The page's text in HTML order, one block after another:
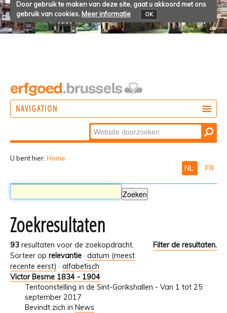
Door gebruik te maken van deze site, gaat u akkoord met ons
gebruik van cookies. Meer informatie OK
NAVIGATION
Zoek
Geavanceerd
U bent hier: Home
NL FR
Zoekresultaten
93 resultaten voor de zoekopdracht.
Filter de resultaten.
Sorteer op relevantie · datum (meest
recente eerst) · alfabetisch
Victor Besme 1834 - 1904
Tentoonstelling in de Sint-Gorikshallen - Van 1 tot 25
september 2017
Bevindt zich in News